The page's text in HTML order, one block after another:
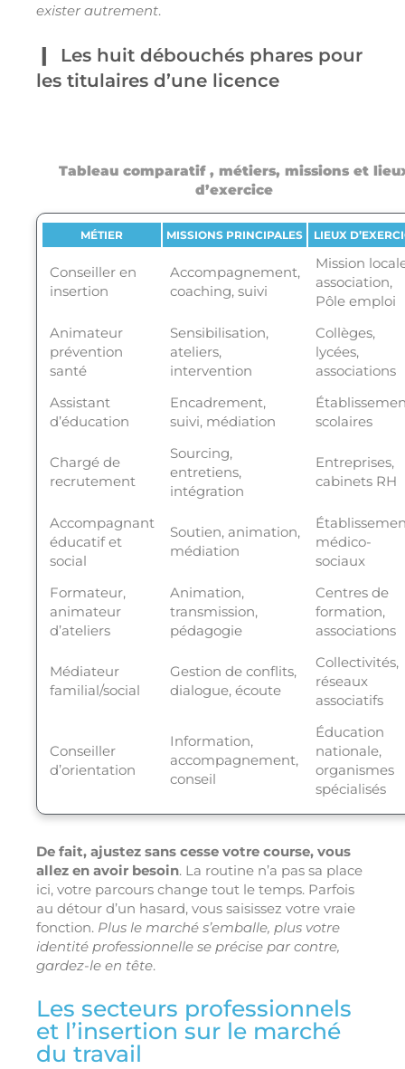
exister autrement.
Les huit débouchés phares pour
les titulaires d’une licence
Tableau comparatif , métiers, missions et
d’exercice
MÉTIER MISSIONS PRINCIPALES LIEUX
Conseiller en
insertion
Accompagnement,
coaching, suivi
Mission
association,
Pôle emploi
Animateur
prévention
santé
Sensibilisation,
ateliers,
intervention
Collèges,
lycées,
associations
Assistant
d’éducation
Encadrement,
suivi, médiation
scolaires
Chargé de
recrutement
Sourcing,
entretiens,
intégration
Entreprises,
cabinets RH
Accompagnant
éducatif et
social
Soutien, animation,
médiation
médico-
sociaux
Formateur,
animateur
d’ateliers
Animation,
transmission,
pédagogie
Centres de
formation,
associations
Médiateur
familial/social
Gestion de conflits,
dialogue, écoute
Collectivités,
réseaux
associatifs
Conseiller
d’orientation
Information,
accompagnement,
conseil
Éducation
nationale,
organismes
spécialisés
De fait, ajustez sans cesse votre course, vous
allez en avoir besoin. La routine n’a pas sa place
ici, votre parcours change tout le temps. Parfois
au détour d’un hasard, vous saisissez votre vraie
fonction. Plus le marché s’emballe, plus votre
identité professionnelle se précise par contre,
gardez-le en tête.
Les secteurs professionnels
et l’insertion sur le marché
du travail